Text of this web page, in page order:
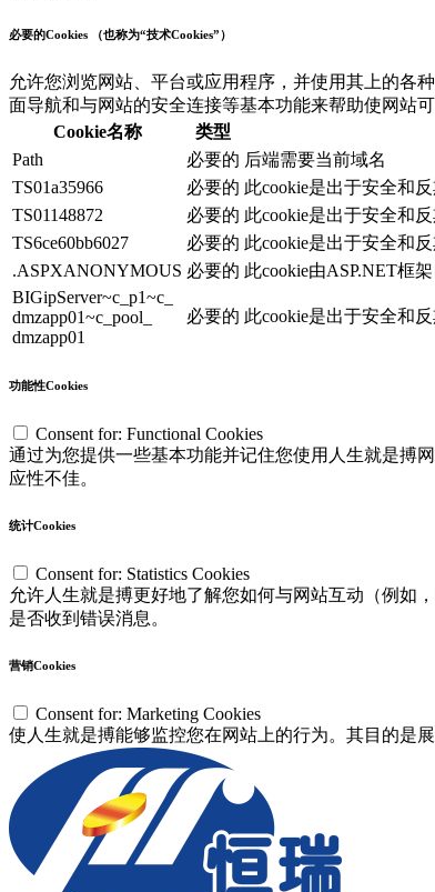
必要的Cookies （也称为“技术Cookies”）
允许您浏览网站、平台或应用程序，并使用其上的各
面导航和与网站的安全连接等基本功能来帮助使网站
Cookie名称
类型
Path
必要的 后端需要当前域名
TS01a35966
必要的 此cookie是出于安全和
TS01148872
必要的 此cookie是出于安全和
TS6ce60bb6027
必要的 此cookie是出于安全和
.ASPXANONYMOUS 必要的 此cookie由ASP.NET框
BIGipServer~c_p1~c_
dmzapp01~c_pool_
dmzapp01
必要的 此cookie是出于安全和
功能性Cookies
Consent for: Functional Cookies
通过为您提供一些基本功能并记住您使用人生就是搏
应性不佳。
统计Cookies
Consent for: Statistics Cookies
允许人生就是搏更好地了解您如何与网站互动（例如
是否收到错误消息。
营销Cookies
Consent for: Marketing Cookies
使人生就是搏能够监控您在网站上的行为。其目的是